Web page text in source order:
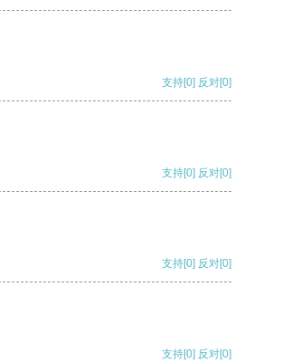
支持[0] 反对[0]
支持[0] 反对[0]
支持[0] 反对[0]
支持[0] 反对[0]